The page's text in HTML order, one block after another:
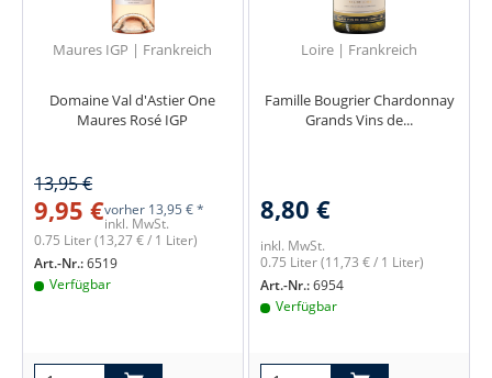
Maures IGP | Frankreich
Domaine Val d'Astier One
Maures Rosé IGP
13,95 €
9,95 €vorher 13,95 € *
inkl. MwSt.
0.75 Liter(13,27 € / 1 Liter)
Art.-Nr.:6519
Verfügbar
Loire | Frankreich
Famille Bougrier Chardonnay
Grands Vins de...
8,80 €
inkl. MwSt.
0.75 Liter(11,73 € / 1 Liter)
Art.-Nr.:6954
Verfügbar